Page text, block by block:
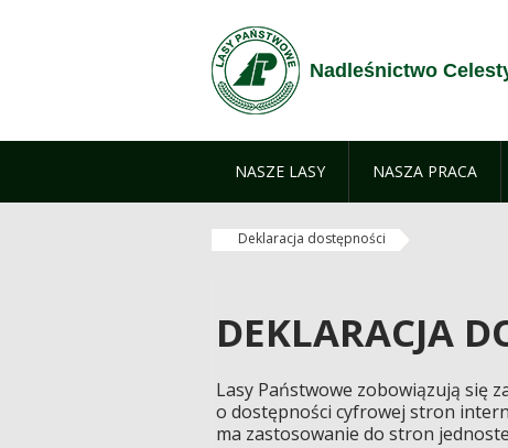
Nadleśnictwo
NASZE LASY NASZA PRACA
Deklaracja dostępności
DEKLARACJA
Lasy Państwowe zobowiązują się
o dostępności cyfrowej stron
ma zastosowanie do stron